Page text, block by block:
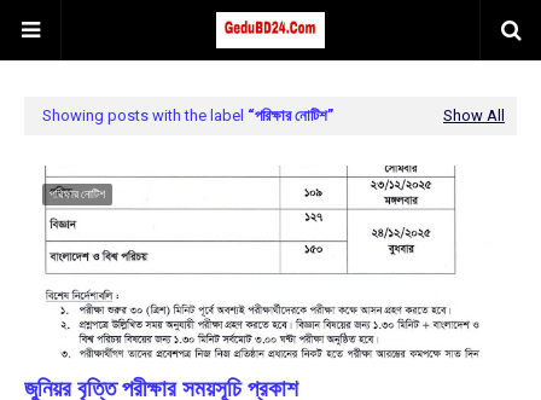
Showing posts with the label পরিক্ষার নোটিশ Show All
পরিক্ষার নোটিশ
জুনিয়র বৃত্তি পরীক্ষার সময়সূচি প্রকাশ